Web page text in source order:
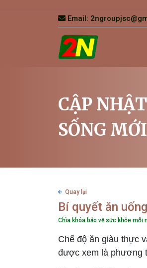
Email:
CẬP
SỐNG MỚI
Quay lại
Bí quyết ăn
Chìa khóa bảo vệ sức khỏe mỗi
Chế độ ăn giàu thực
được xem là phương